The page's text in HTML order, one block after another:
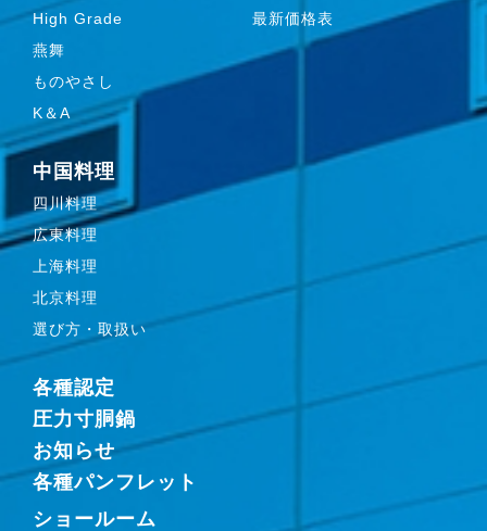
High Grade
燕舞
ものやさし
K＆A
最新価格表
中国料理
四川料理
広東料理
上海料理
北京料理
選び方・取扱い
各種認定
圧力寸胴鍋
お知らせ
各種パンフレット
ショールーム